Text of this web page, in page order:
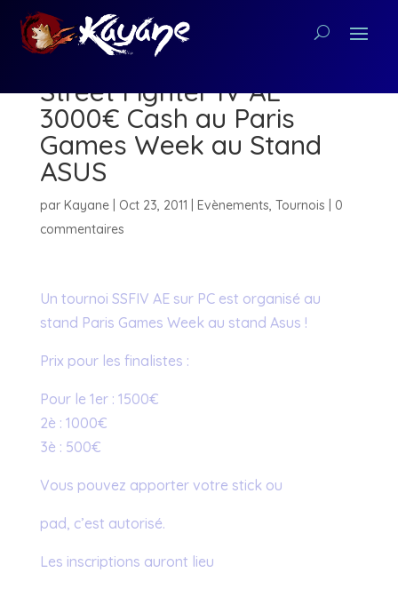
[24/10/11] Tournoi Super
Street Fighter IV AE
3000€ Cash au Paris
Games Week au Stand
ASUS
par Kayane| Oct 23, 2011 Evènements, Tournois
0
commentaires
Un tournoi SSFIV AE sur PC est organisé au
stand Paris Games Week au stand Asus !
Prix pour les finalistes :
Pour le 1er : 1500€
2è : 1000€
3è : 500€
Vous pouvez apporter votre stick ou
pad, c’est autorisé.
Les inscriptions auront lieu